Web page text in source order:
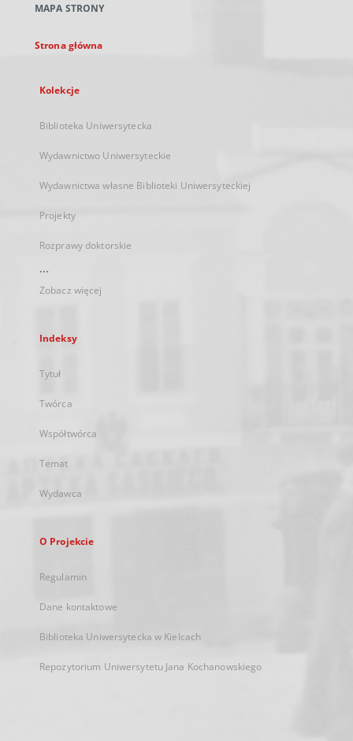
karcie
MAPA STRONY
Strona główna
Kolekcje
Biblioteka Uniwersytecka
Wydawnictwo Uniwersyteckie
Wydawnictwa własne Biblioteki Uniwersyteckiej
Projekty
Rozprawy doktorskie
...
Zobacz więcej
Indeksy
Tytuł
Twórca
Współtwórca
Temat
Wydawca
O Projekcie
Regulamin
Dane kontaktowe
Biblioteka Uniwersytecka w Kielcach
Repozytorium Uniwersytetu Jana Kochanowskiego